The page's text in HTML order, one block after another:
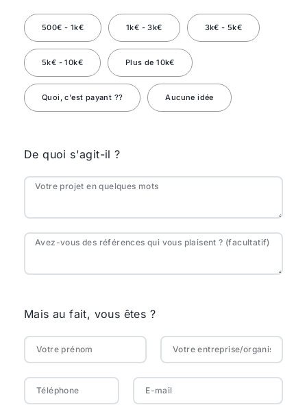
500€ - 1k€ 1k€ - 3k€ 3k€ - 5k€
5k€ - 10k€ Plus de 10k€
Quoi, c'est payant ?? Aucune idée
De quoi s'agit-il ?
Mais au fait, vous êtes ?